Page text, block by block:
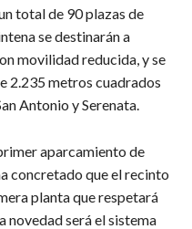
total de 90 plazas de
se destinarán a
movilidad reducida, y se
2.235 metros cuadrados
Antonio y Serenata.
aparcamiento de
concretado que el recinto
planta que respetará
novedad será el sistema